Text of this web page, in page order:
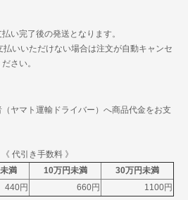
1340円 1480円
い完了後の発送となります。
いいただけない場合は注文が自動キャンセ
さい。
ヤマト運輸ドライバー）へ商品代金をお支
《 代引き手数料 》
満 10万円未満
30万円未満
440円 660円 1100円